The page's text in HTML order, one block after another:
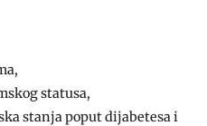
statusa,
stanja poput dijabetesa i